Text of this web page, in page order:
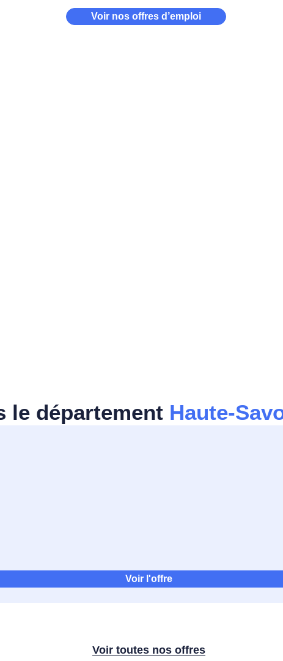
Voir nos offres d’emploi
le département Haute-
Voir l'offre
Voir toutes nos offres